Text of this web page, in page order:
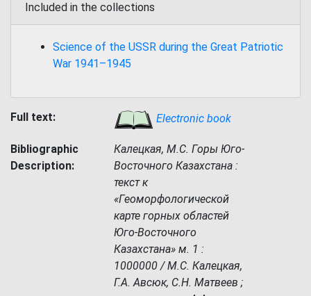
Included in the collections
Science of the USSR during the Great Patriotic
War 1941–1945
Full text: Electronic book
Bibliographic
Description:
Калецкая, М.С. Горы Юго-
Восточного Казахстана :
текст к
«Геоморфологической
карте горных областей
Юго-Восточного
Казахстана» м. 1 :
1000000 / М.С. Калецкая,
Г.А. Авсюк, С.Н. Матвеев ;